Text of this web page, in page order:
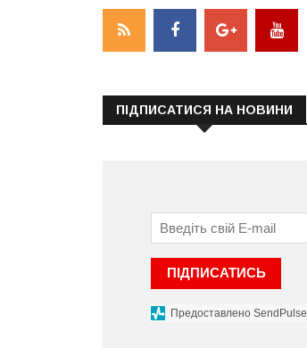
ПІДПИСАТИСЯ НА НОВИНИ
ПІДПИСАТИСЬ
Предоставлено SendPulse